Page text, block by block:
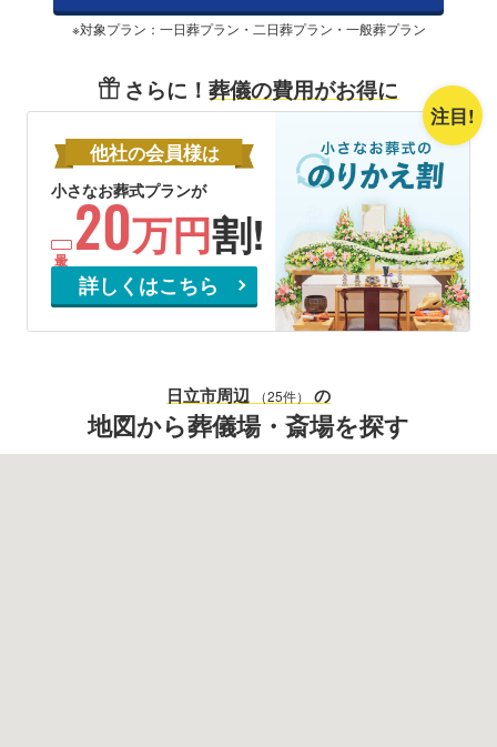
※対象プラン：一日葬プラン・二日葬プラン・一般葬プラン
さらに！葬儀の費用がお得に
注目!
他社の会員様は
小さなお葬式プランが
20万円割!
詳しくはこちら
日立市周辺 （25件） の
地図から葬儀場・斎場を探す